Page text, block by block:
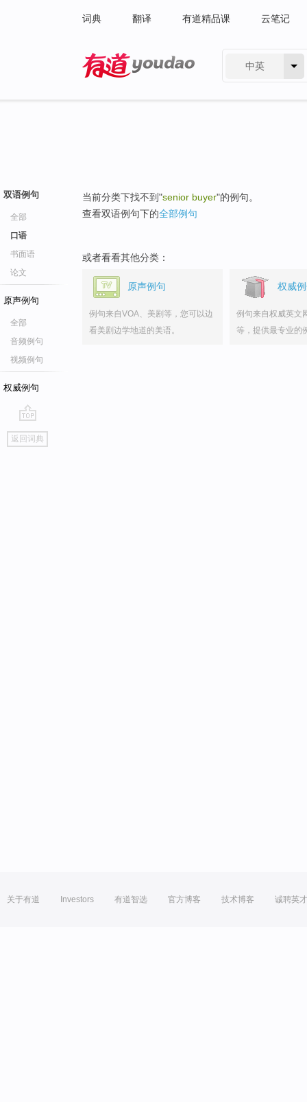
词典 翻译 有道精品课 云笔记
中英
双语例句
全部
口语
书面语
论文
原声例句
全部
音频例句
视频例句
权威例句
go
top
返回词典
当前分类下找不到"senior buyer"的例句。
查看双语例句下的全部例句
或者看看其他分类：
原声例句
例句来自VOA、美剧等，您可以边
看美剧边学地道的美语。
权威
例句来自权威英文
等，提供最专业的
关于有道 Investors 有道智选 官方博客 技术博客 诚聘英才